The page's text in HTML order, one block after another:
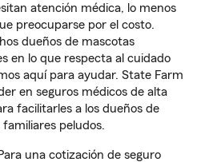
atención médica, lo menos
preocuparse por el costo.
dueños de mascotas
en lo que respecta al cuidado
aquí para ayudar. State Farm
en seguros médicos de alta
facilitarles a los dueños de
peludos.
una cotización de seguro